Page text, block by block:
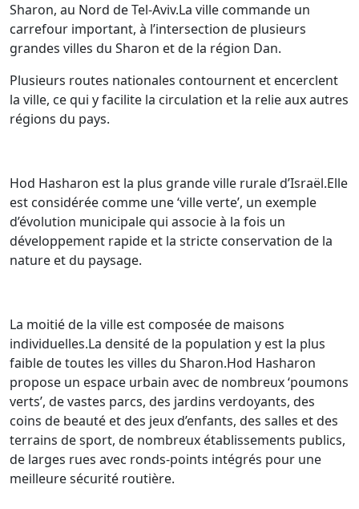
Sharon, au Nord de Tel-Aviv.La ville commande un
carrefour important, à l’intersection de plusieurs
grandes villes du Sharon et de la région Dan.
Plusieurs routes nationales contournent et encerclent
la ville, ce qui y facilite la circulation et la relie aux autres
régions du pays.
Hod Hasharon est la plus grande ville rurale d’Israël.Elle
est considérée comme une ‘ville verte’, un exemple
d’évolution municipale qui associe à la fois un
développement rapide et la stricte conservation de la
nature et du paysage.
La moitié de la ville est composée de maisons
individuelles.La densité de la population y est la plus
faible de toutes les villes du Sharon.Hod Hasharon
propose un espace urbain avec de nombreux ‘poumons
verts’, de vastes parcs, des jardins verdoyants, des
coins de beauté et des jeux d’enfants, des salles et des
terrains de sport, de nombreux établissements publics,
de larges rues avec ronds-points intégrés pour une
meilleure sécurité routière.